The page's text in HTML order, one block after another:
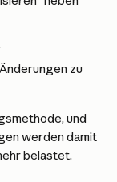
zu
und
werden damit
belastet.